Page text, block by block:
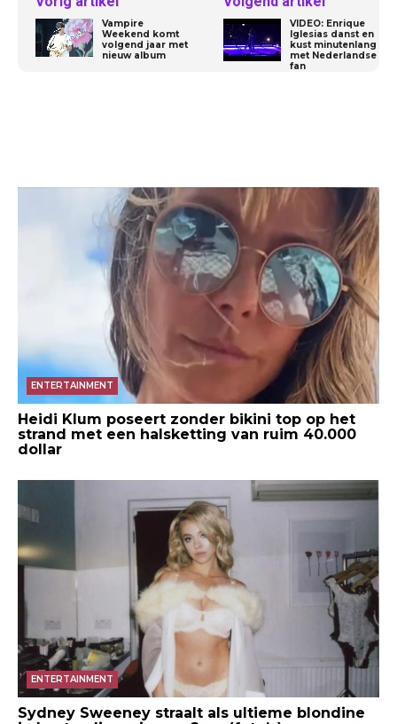
Vampire
Weekend komt
volgend jaar met
nieuw album
VIDEO: Enrique
Iglesias danst en
kust minutenlang
met Nederlandse
fan
ENTERTAINMENT
Heidi Klum poseert zonder bikini top op het
strand met een halsketting van ruim 40.000
dollar
ENTERTAINMENT
Sydney Sweeney straalt als ultieme blondine